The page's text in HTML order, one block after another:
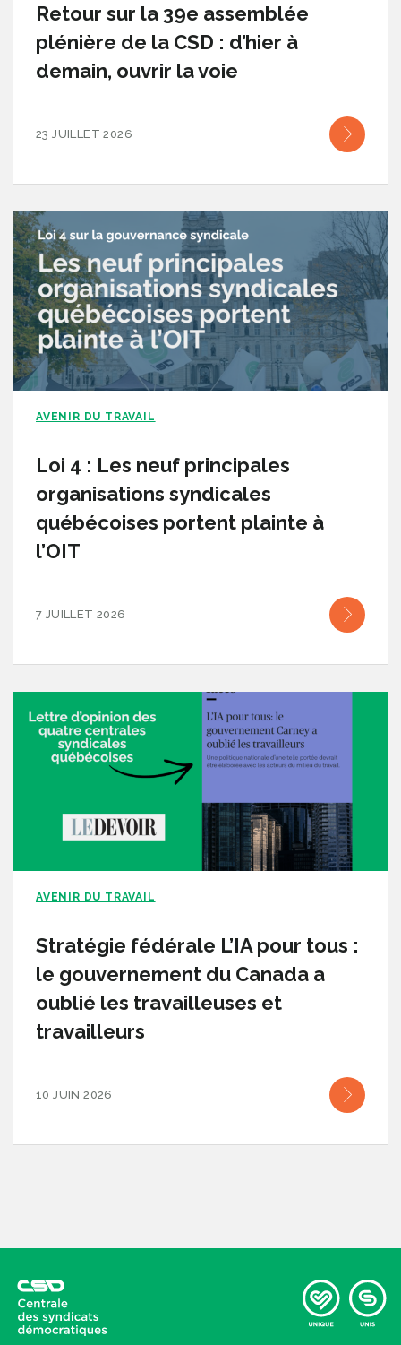
Retour sur la 39e assemblée
plénière de la CSD : d’hier à
demain, ouvrir la voie
23 JUILLET 2026
AVENIR DU TRAVAIL
Loi 4 : Les neuf principales
organisations syndicales
québécoises portent plainte à
l’OIT
7 JUILLET 2026
AVENIR DU TRAVAIL
Stratégie fédérale L’IA pour tous :
le gouvernement du Canada a
oublié les travailleuses et
travailleurs
10 JUIN 2026